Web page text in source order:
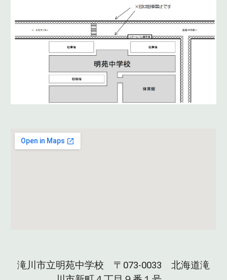
滝川市立明苑中学校 〒073-0033 北海道滝